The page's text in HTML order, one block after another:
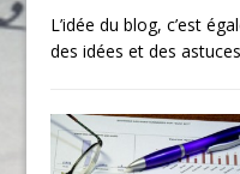
L’idée du blog, c’est
des idées et des